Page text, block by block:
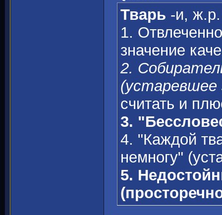
Тварь -и, ж.р.
1.
значение
2.
(устаревшее
считать и
3.
4. "Каждой
немногу"
5.